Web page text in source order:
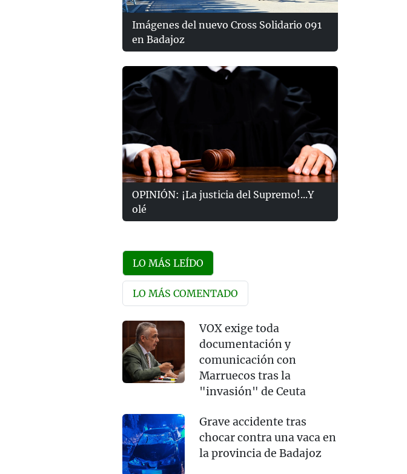
Imágenes del nuevo Cross Solidario 091
en Badajoz
OPINIÓN: ¡La justicia del Supremo!...Y
olé
LO MÁS LEÍDO
LO MÁS COMENTADO
VOX exige toda
documentación y
comunicación con
Marruecos tras la
"invasión" de Ceuta
Grave accidente tras
chocar contra una vaca en
la provincia de Badajoz